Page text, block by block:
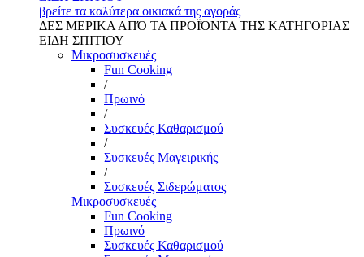
βρείτε τα καλύτερα οικιακά της αγοράς
ΔΕΣ ΜΕΡΙΚΑ ΑΠΌ ΤΑ ΠΡΟΪΌΝΤΑ ΤΗΣ ΚΑΤΗΓΟΡΙΑΣ
ΕΙΔΗ ΣΠΙΤΙΟΥ
Μικροσυσκευές
Fun Cooking
/
Πρωινό
/
Συσκευές Καθαρισμού
/
Συσκευές Μαγειρικής
/
Συσκευές Σιδερώματος
Μικροσυσκευές
Fun Cooking
Πρωινό
Συσκευές Καθαρισμού